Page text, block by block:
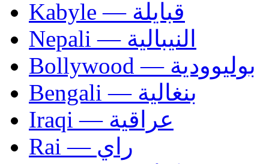
Kabyle — قبايلة
Nepali — النيبالية
Bollywood — بوليوودية
Bengali — بنغالية
Iraqi — عراقية
Rai — راي